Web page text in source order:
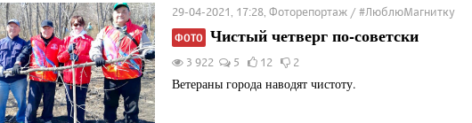
29-04-2021, 17:28, Фоторепортаж / #ЛюблюМагнитку
ФОТО Чистый четверг по-советски
3 922 5 12 2
Ветераны города наводят чистоту.